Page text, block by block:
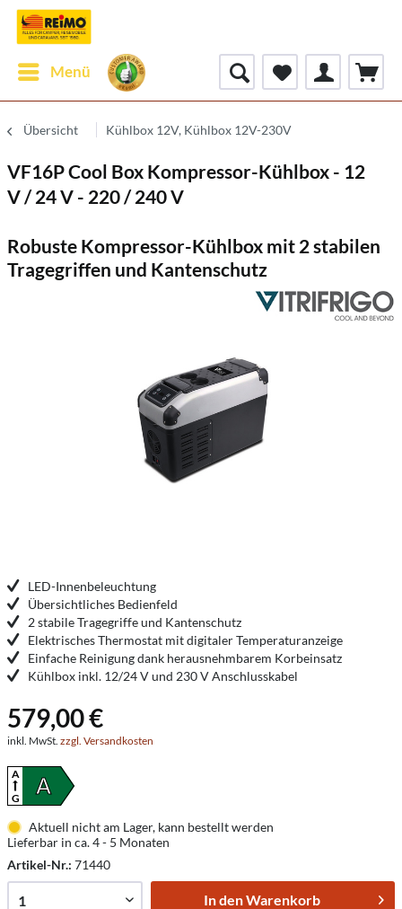
Menü
Übersicht Kühlbox 12V, Kühlbox 12V-230V
VF16P Cool Box Kompressor-Kühlbox - 12
V / 24 V - 220 / 240 V
Robuste Kompressor-Kühlbox mit 2 stabilen
Tragegriffen und Kantenschutz
LED-Innenbeleuchtung
Übersichtliches Bedienfeld
2 stabile Tragegriffe und Kantenschutz
Elektrisches Thermostat mit digitaler Temperaturanzeige
Einfache Reinigung dank herausnehmbarem Korbeinsatz
Kühlbox inkl. 12/24 V und 230 V Anschlusskabel
579,00 €
inkl. MwSt. zzgl. Versandkosten
A
A
G
Aktuell nicht am Lager, kann bestellt werden
Lieferbar in ca. 4 - 5 Monaten
Artikel-Nr.: 71440
In denWarenkorb